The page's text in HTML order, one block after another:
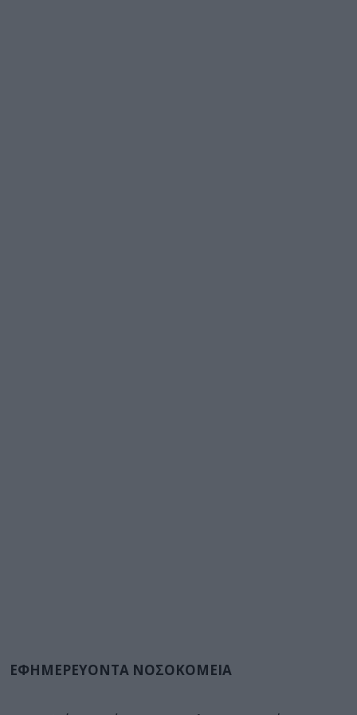
ΕΦΗΜΕΡΕΥΟΝΤΑ ΝΟΣΟΚΟΜΕΙΑ